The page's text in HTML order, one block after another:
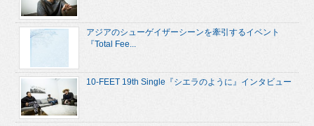
アジアのシューゲイザーシーンを牽引するイベント
『Total Fee...
10-FEET 19th Single『シエラのように』インタビュー